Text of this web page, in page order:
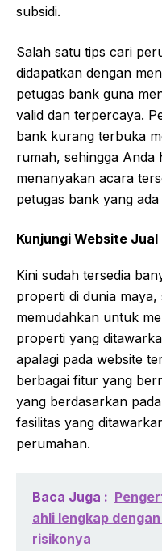
subsidi.
Salah satu tips cari
didapatkan dengan
petugas bank guna
valid dan terpercaya.
bank kurang terbuka
rumah, sehingga
menanyakan acara
petugas bank yang
Kunjungi Website
Kini sudah tersedia
properti di dunia maya,
memudahkan untuk
properti yang
apalagi pada website
berbagai fitur yang
yang berdasarkan
fasilitas yang
perumahan.
Baca Juga :
ahli lengkap
risikonya